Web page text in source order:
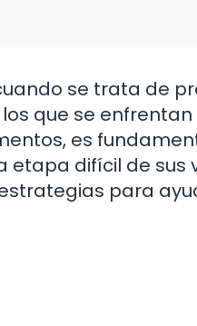
se trata de
que se
es
difícil de sus
para